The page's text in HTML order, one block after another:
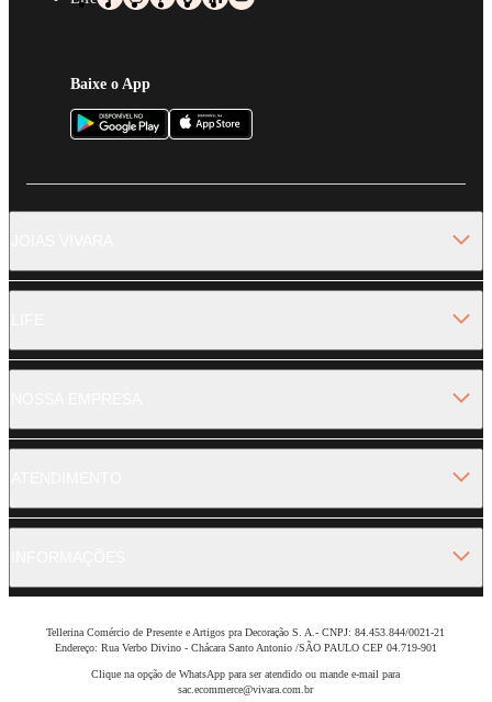
Baixe o App
Tellerina Comércio de Presente e Artigos pra Decoração S. A.- CNPJ: 84.453.844/0021-21
Endereço: Rua Verbo Divino - Chácara Santo Antonio /SÃO PAULO CEP 04.719-901
Clique na opção de WhatsApp para ser atendido ou mande e-mail para
sac.ecommerce@vivara.com.br